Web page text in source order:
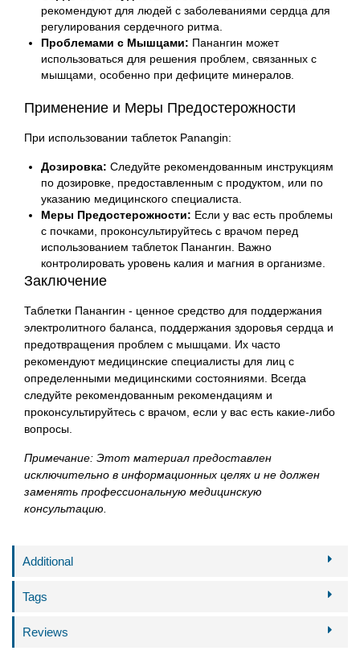
рекомендуют для людей с заболеваниями сердца для
регулирования сердечного ритма.
Проблемами с Мышцами: Панангин может
использоваться для решения проблем, связанных с
мышцами, особенно при дефиците минералов.
Применение и Меры Предостерожности
При использовании таблеток Panangin:
Дозировка: Следуйте рекомендованным инструкциям
по дозировке, предоставленным с продуктом, или по
указанию медицинского специалиста.
Меры Предостерожности: Если у вас есть проблемы
с почками, проконсультируйтесь с врачом перед
использованием таблеток Панангин. Важно
контролировать уровень калия и магния в организме.
Заключение
Таблетки Панангин - ценное средство для поддержания
электролитного баланса, поддержания здоровья сердца и
предотвращения проблем с мышцами. Их часто
рекомендуют медицинские специалисты для лиц с
определенными медицинскими состояниями. Всегда
следуйте рекомендованным рекомендациям и
проконсультируйтесь с врачом, если у вас есть какие-либо
вопросы.
Примечание: Этот материал предоставлен
исключительно в информационных целях и не должен
заменять профессиональную медицинскую
консультацию.
Additional
Tags
Reviews